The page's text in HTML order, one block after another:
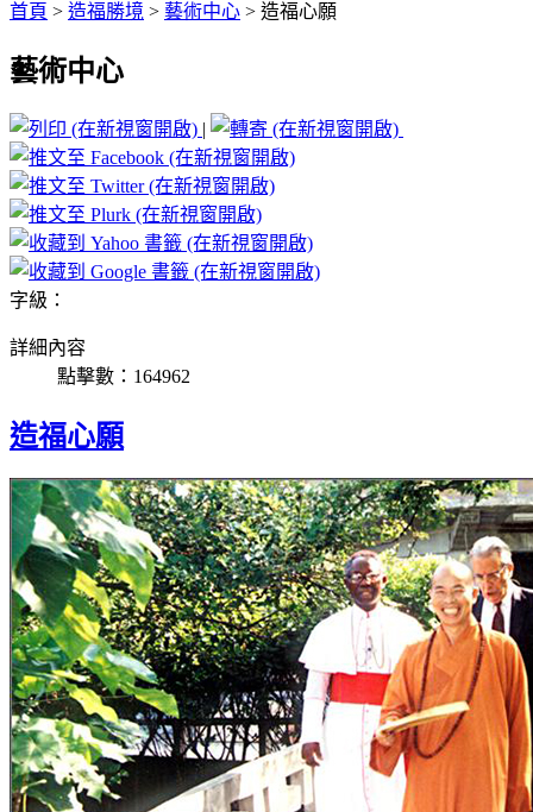
首頁 > 造福勝境 > 藝術中心 > 造福心願
藝術中心
|
字級：
詳細內容
點擊數：164962
造福心願